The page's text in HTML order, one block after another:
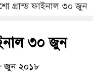
গ্রান্ড ফাইনাল ৩০ জুন
৩০ জুন
জুন ২০১৮